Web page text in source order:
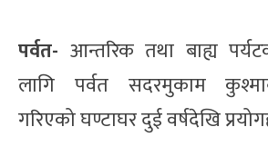
पर्वत- आन्तरिक तथा बाह्य
लागि पर्वत सदरमुकाम
गरिएको घण्टाघर दुई वर्षदेखि